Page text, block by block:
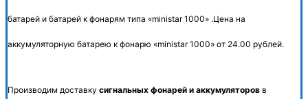
батарей и батарей к фонарям типа «ministar 1000» .Цена на
аккумуляторную батарею к фонарю «ministar 1000» от 24.00 рублей.
Производим доставку сигнальных фонарей и аккумуляторов в